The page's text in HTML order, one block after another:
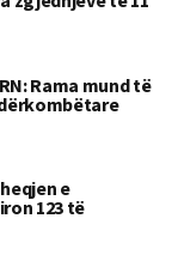
Rama mund të
e
123 të